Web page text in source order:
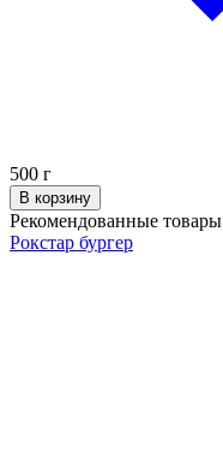
500 г
В корзину
Рекомендованные товары
Рокстар бургер